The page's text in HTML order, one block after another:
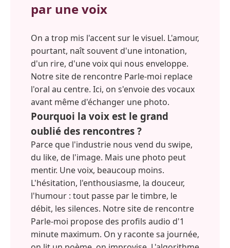
par une voix
On a trop mis l'accent sur le visuel. L'amour,
pourtant, naît souvent d'une intonation,
d'un rire, d'une voix qui nous enveloppe.
Notre site de rencontre Parle-moi replace
l'oral au centre. Ici, on s'envoie des vocaux
avant même d'échanger une photo.
Pourquoi la voix est le grand
oublié des rencontres ?
Parce que l'industrie nous vend du swipe,
du like, de l'image. Mais une photo peut
mentir. Une voix, beaucoup moins.
L'hésitation, l'enthousiasme, la douceur,
l'humour : tout passe par le timbre, le
débit, les silences. Notre site de rencontre
Parle-moi propose des profils audio d'1
minute maximum. On y raconte sa journée,